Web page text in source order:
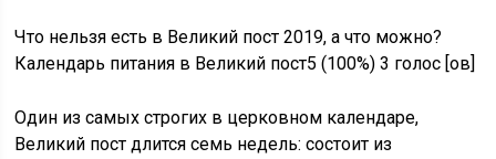
Что нельзя есть в Великий пост 2019, а что можно?
Календарь питания в Великий пост5 (100%) 3 голос [ов]
Один из самых строгих в церковном календаре,
Великий пост длится семь недель: состоит из